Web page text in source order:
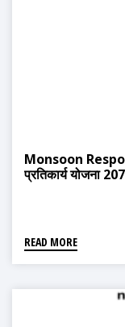
Monsoon
प्रतिकार्य योजना
READ MORE